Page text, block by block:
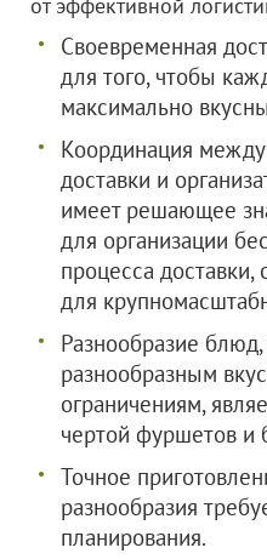
Своевременная
для того, чтобы
максимально
Координация
доставки и
имеет решающее
для организации
процесса доставки,
для
Разнообразие
разнообразным
ограничениям,
чертой фуршетов и
Точное
разнообразия
планирования.